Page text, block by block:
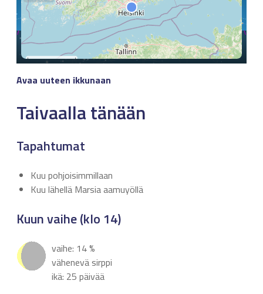
Avaa uuteen ikkunaan
Taivaalla tänään
Tapahtumat
Kuu pohjoisimmillaan
Kuu lähellä Marsia aamuyöllä
Kuun vaihe (klo 14)
vaihe: 14 %
vähenevä sirppi
ikä: 25 päivää